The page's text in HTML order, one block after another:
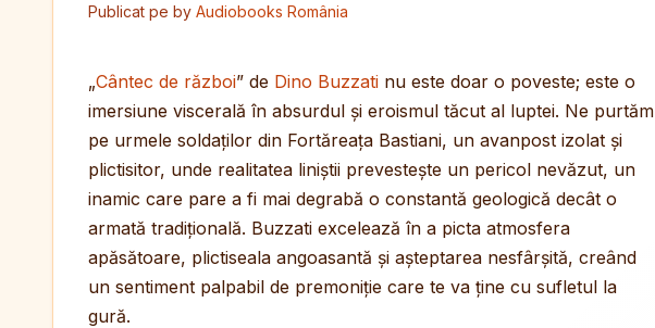
Publicat pe by Audiobooks România
„Cântec de război” de Dino Buzzati nu este doar o poveste; este o
imersiune viscerală în absurdul și eroismul tăcut al luptei. Ne purtăm
pe urmele soldaților din Fortăreața Bastiani, un avanpost izolat și
plictisitor, unde realitatea liniștii prevestește un pericol nevăzut, un
inamic care pare a fi mai degrabă o constantă geologică decât o
armată tradițională. Buzzati excelează în a picta atmosfera
apăsătoare, plictiseala angoasantă și așteptarea nesfârșită, creând
un sentiment palpabil de premoniție care te va ține cu sufletul la
gură.